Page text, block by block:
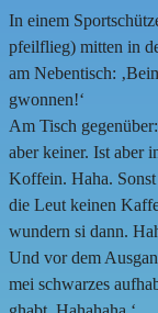
In einem
pfeilflieg) mitten in
am Nebentisch:
gwonnen!‘
Am Tisch
aber keiner. Ist aber
Koffein. Haha.
die Leut keinen
wundern si dann.
Und vor dem
mei schwarzes